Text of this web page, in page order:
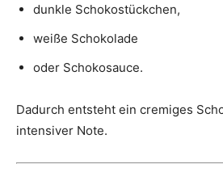
dunkle Schokostückchen,
weiße Schokolade
oder Schokosauce.
Dadurch entsteht ein cremiges
intensiver Note.